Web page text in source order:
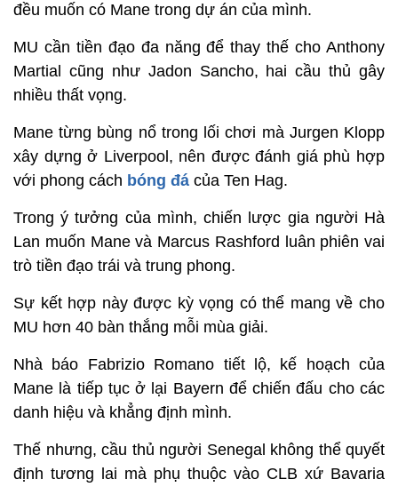
đều muốn có Mane trong dự án của mình.
MU cần tiền đạo đa năng để thay thế cho Anthony
Martial cũng như Jadon Sancho, hai cầu thủ gây
nhiều thất vọng.
Mane từng bùng nổ trong lối chơi mà Jurgen Klopp
xây dựng ở Liverpool, nên được đánh giá phù hợp
với phong cách bóng đá của Ten Hag.
Trong ý tưởng của mình, chiến lược gia người Hà
Lan muốn Mane và Marcus Rashford luân phiên vai
trò tiền đạo trái và trung phong.
Sự kết hợp này được kỳ vọng có thể mang về cho
MU hơn 40 bàn thắng mỗi mùa giải.
Nhà báo Fabrizio Romano tiết lộ, kế hoạch của
Mane là tiếp tục ở lại Bayern để chiến đấu cho các
danh hiệu và khẳng định mình.
Thế nhưng, cầu thủ người Senegal không thể quyết
định tương lai mà phụ thuộc vào CLB xứ Bavaria